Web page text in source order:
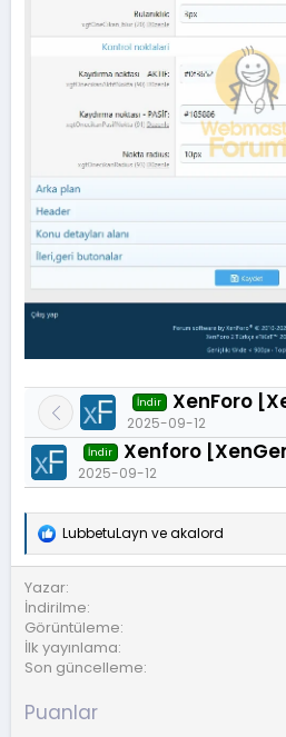
İndir
2025-09-12
İndir
2025-09-12
T
e
k
i
l
e
r
LubbetuLayn veakalord
Yazar
İndirilme
Görüntüleme
İlk yayınlama
Son güncelleme
Puanlar